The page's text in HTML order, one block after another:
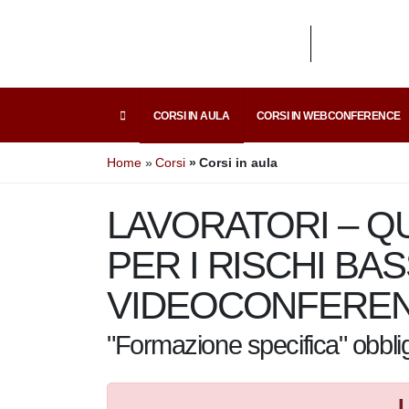
CORSI IN AULA CORSI IN WEBCONFERENCE
Home Corsi Corsi in aula
LAVORATORI –
PER I RISCHI
"Formazione specifica"